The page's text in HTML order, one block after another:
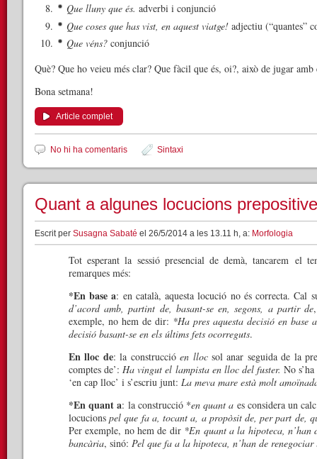
Que lluny que és. adverbi i conjunció
Que coses que has vist, en aquest viatge! adjectiu (“quantes”
Que véns? conjunció
Què? Que ho veieu més clar? Que fàcil que és, oi?, això de jugar
Bona setmana!
Article complet
No hi ha comentaris Sintaxi
Quant a algunes locucions
Escrit per Susagna Sabaté el 26/5/2014 a les 13.11 h, a: Morfologia
Tot esperant la sessió presencial de demà, tancarem el
remarques més:
*En base a: en català, aquesta locució no és correcta. Cal
d’acord amb, partint de, basant-se en, segons, a partir de
exemple, no hem de dir: *Ha pres aquesta decisió en base
decisió basant-se en els últims fets ocorreguts.
En lloc de: la construccióen llocsol anar seguida de la
comptes de’:Ha vingut el lampista en lloc del fuster.No
‘en cap lloc’ i s’escriu junt: La meva mare està molt
*En quant a: la construcció *en quant a es considera un
locucionspel que fa a, tocant a, a propòsit de, per part de,
Per exemple, no hem de dir *En quant a la hipoteca, n’han
bancària, sinó: Pel que fa a la hipoteca, n’han de